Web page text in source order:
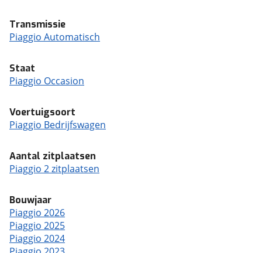
Transmissie
Piaggio Automatisch
Staat
Piaggio Occasion
Voertuigsoort
Piaggio Bedrijfswagen
Aantal zitplaatsen
Piaggio 2 zitplaatsen
Bouwjaar
Piaggio 2026
Piaggio 2025
Piaggio 2024